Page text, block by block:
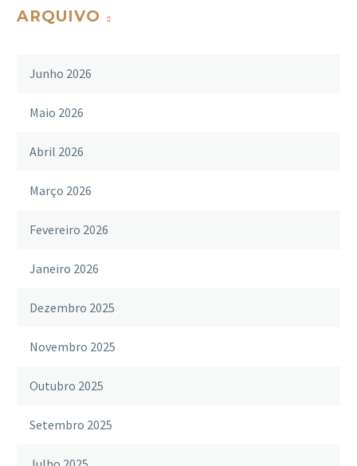
ARQUIVO
Junho 2026
Maio 2026
Abril 2026
Março 2026
Fevereiro 2026
Janeiro 2026
Dezembro 2025
Novembro 2025
Outubro 2025
Setembro 2025